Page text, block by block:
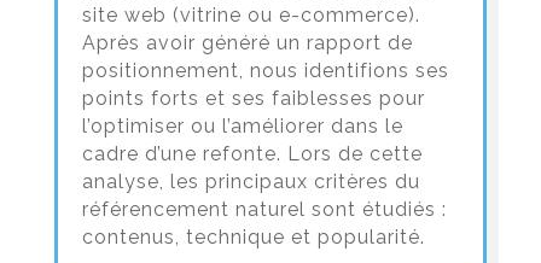
site web (vitrine ou e-commerce).
Après avoir généré un rapport de
positionnement, nous identifions ses
points forts et ses faiblesses pour
l’optimiser ou l’améliorer dans le
cadre d’une refonte. Lors de cette
analyse, les principaux critères du
référencement naturel sont étudiés :
contenus, technique et popularité.